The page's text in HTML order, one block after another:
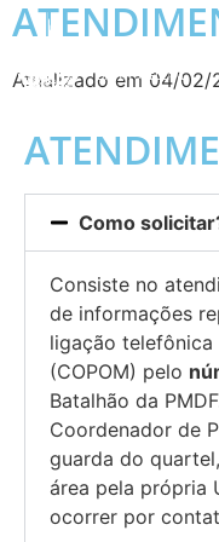
Atualizado em 04/02/
Como
Consiste no
de informações
ligação
(COPOM) pelo
Batalhão da
Coordenador de
guarda do
área pela própria
ocorrer por